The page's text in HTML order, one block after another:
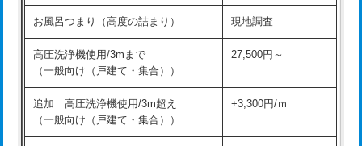
交換・取付(混合水栓（壁付・デッキ
式・ワンホール）)
16,500円+材料費
交換・取付(排水栓・排水トラップ
（P/S/ポップアップ））
22,000円+材料費
交換・取付（その他部品） 11,000円+材料費
持込商品取付（単水栓） 13,200円
お風呂つまり（高度の詰まり） 現地調査
高圧洗浄機使用/3mまで
（一般向け（戸建て・集合））
27,500円～
追加 高圧洗浄機使用/3m超え
（一般向け（戸建て・集合））
+3,300円/ｍ